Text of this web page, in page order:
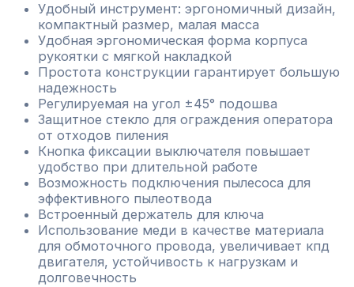
Удобный инструмент: эргономичный дизайн,
компактный размер, малая масса
Удобная эргономическая форма корпуса
рукоятки с мягкой накладкой
Простота конструкции гарантирует большую
надежность
Регулируемая на угол ±45° подошва
Защитное стекло для ограждения оператора
от отходов пиления
Кнопка фиксации выключателя повышает
удобство при длительной работе
Возможность подключения пылесоса для
эффективного пылеотвода
Встроенный держатель для ключа
Использование меди в качестве материала
для обмоточного провода, увеличивает кпд
двигателя, устойчивость к нагрузкам и
долговечность